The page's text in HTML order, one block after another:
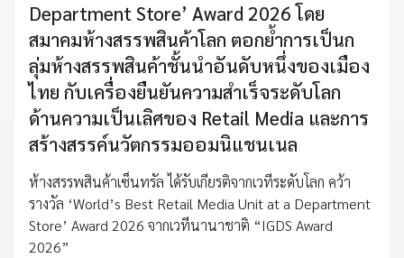
Department Store’ Award 2026 โดย
สมาคมห้างสรรพสินค้าโลก ตอกย้ำการเป็นก
ลุ่มห้างสรรพสินค้าชั้นนำอันดับหนึ่งของเมือง
ไทย กับเครื่องยืนยันความสำเร็จระดับโลก
ด้านความเป็นเลิศของ Retail Media และการ
สร้างสรรค์นวัตกรรมออมนิแชนเนล
ห้างสรรพสินค้าเซ็นทรัล ได้รับเกียรติจากเวทีระดับโลก คว้า
รางวัล ‘World’s Best Retail Media Unit at a Department
Store’ Award 2026 จากเวทีนานาชาติ “IGDS Award
2026”